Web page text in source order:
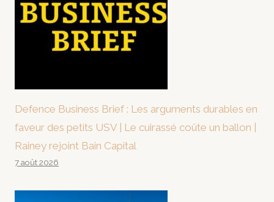
Defence Business Brief : Les arguments durables en
faveur des petits USV | Le cuirassé coûte un ballon |
Rainey rejoint Bain Capital
7 août 2026